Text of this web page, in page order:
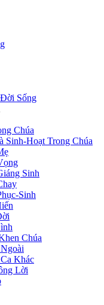
Sống
Chúa
Sinh-Hoạt Trong Chúa
Sinh
Sinh
Chúa
Khác
Lời